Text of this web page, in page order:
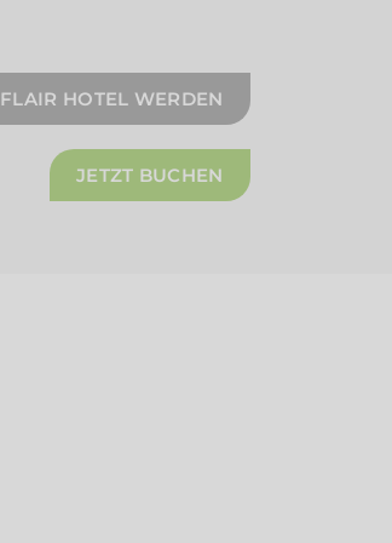
FLAIR HOTEL WERDEN
JETZT BUCHEN